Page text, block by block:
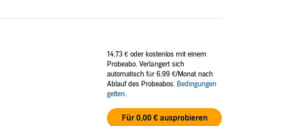
14,73 € oder kostenlos mit einem
Probeabo. Verlängert sich
automatisch für 6,99 €/Monat nach
Ablauf des Probeabos. Bedingungen
gelten.
Für 0,00 € ausprobieren